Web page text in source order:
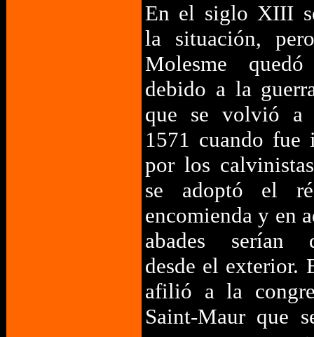
En el siglo XIII
la situación,
Molesme
debido a la
que se volvió a
1571 cuando fue
por los
se adoptó el
encomienda y en
abades serían
desde el exterior.
afilió a la
Saint-Maur que